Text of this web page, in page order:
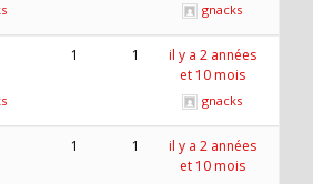
gnacks
1 1
il y a 2 années
et 10 mois
gnacks
1 1
il y a 2 années
et 10 mois